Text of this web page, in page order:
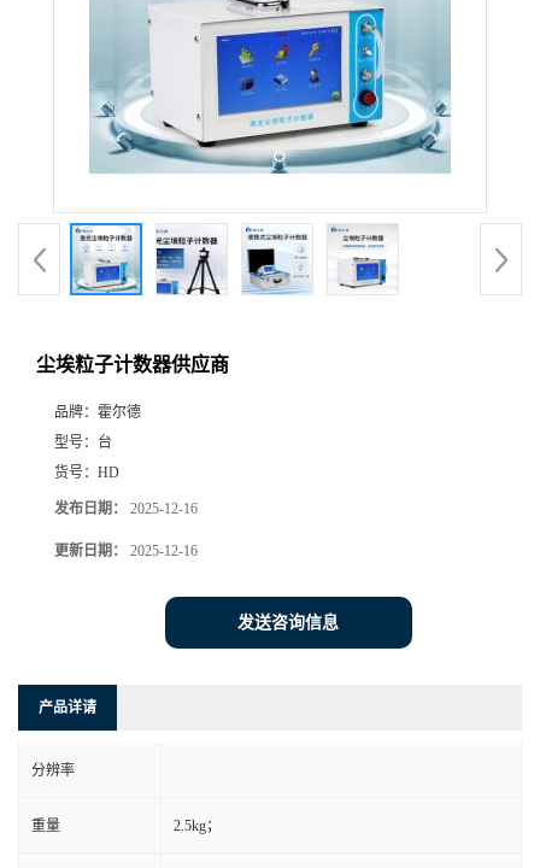
尘埃粒子计数器供应商
品牌： 霍尔德
型号： 台
货号： HD
发布日期： 2025-12-16
更新日期： 2025-12-16
发送咨询信息
产品详请
分辨率
重量 2.5kg；